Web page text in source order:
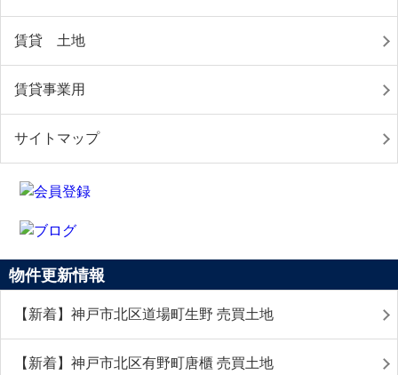
賃貸 土地
賃貸事業用
サイトマップ
物件更新情報
【新着】神戸市北区道場町生野 売買土地
【新着】神戸市北区有野町唐櫃 売買土地